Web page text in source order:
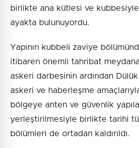
birlikte ana kütlesi ve
ayakta bulunuyordu.
Yapının kubbeli zaviye
itibaren önemli tahribat
askeri darbesinin ardından
askeri ve haberleşme
bölgeye anten ve güvenlik
yerleştirilmesiyle birlikte tarihi
bölümleri de ortadan kaldırıldı.